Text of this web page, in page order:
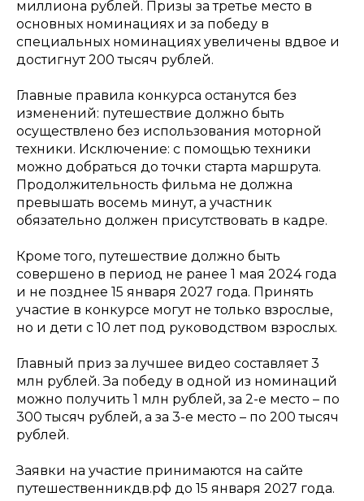
миллиона рублей. Призы за третье место в
основных номинациях и за победу в
специальных номинациях увеличены вдвое и
достигнут 200 тысяч рублей.
Главные правила конкурса останутся без
изменений: путешествие должно быть
осуществлено без использования моторной
техники. Исключение: с помощью техники
можно добраться до точки старта маршрута.
Продолжительность фильма не должна
превышать восемь минут, а участник
обязательно должен присутствовать в кадре.
Кроме того, путешествие должно быть
совершено в период не ранее 1 мая 2024 года
и не позднее 15 января 2027 года. Принять
участие в конкурсе могут не только взрослые,
но и дети с 10 лет под руководством взрослых.
Главный приз за лучшее видео составляет 3
млн рублей. За победу в одной из номинаций
можно получить 1 млн рублей, за 2-е место – по
300 тысяч рублей, а за 3-е место – по 200 тысяч
рублей.
Заявки на участие принимаются на сайте
путешественникдв.рф до 15 января 2027 года.